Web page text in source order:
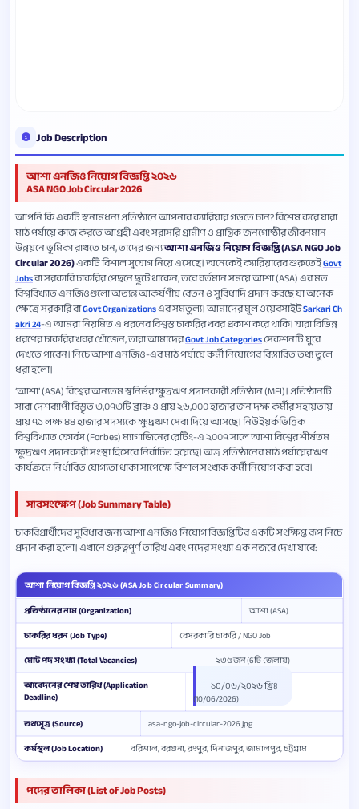
Job Description
আশা এনজিও নিয়োগ বিজ্ঞপ্তি ২০২৬
ASA NGO Job Circular 2026
আপনি কি একটি স্বনামধন্য প্রতিষ্ঠানে আপনার ক্যারিয়ার গড়তে চান? বিশেষ করে যারা
মাঠ পর্যায়ে কাজ করতে আগ্রহী এবং সরাসরি গ্রামীণ ও প্রান্তিক জনগোষ্ঠীর জীবনমান
উন্নয়নে ভূমিকা রাখতে চান, তাদের জন্যআশা এনজিও নিয়োগ বিজ্ঞপ্তি (ASA NGO Job
Circular 2026)একটি বিশাল সুযোগ নিয়ে এসেছে। অনেকেই ক্যারিয়ারের শুরুতেইGovt
Jobsবা সরকারি চাকরির পেছনে ছুটে থাকেন, তবে বর্তমান সময়ে আশা (ASA) এর মত
বিশ্ববিখ্যাত এনজিওগুলো অত্যন্ত আকর্ষণীয় বেতন ও সুবিধাদি প্রদান করছে যা অনেক
ক্ষেত্রে সরকারি বাGovt Organizationsএর সমতুল্য। আমাদের মূল ওয়েবসাইটSarkari Ch
akri 24-এ আমরা নিয়মিত এ ধরনের বিশ্বস্ত চাকরির খবর প্রকাশ করে থাকি। যারা বিভিন্ন
ধরণের চাকরির খবর খোঁজেন, তারা আমাদেরGovt Job Categoriesসেকশনটি ঘুরে
দেখতে পারেন। নিচে আশা এনজিও-এর মাঠ পর্যায়ে কর্মী নিয়োগের বিস্তারিত তথ্য তুলে
ধরা হলো।
‘আশা’ (ASA) বিশ্বের অন্যতম স্বনির্ভর ক্ষুদ্রঋণ প্রদানকারী প্রতিষ্ঠান (MFI)। প্রতিষ্ঠানটি
সারা দেশব্যাপী বিস্তৃত ৩,০৭৩টি ব্রাঞ্চ ও প্রায় ২৬,০০০ হাজার জন দক্ষ কর্মীর সহায়তায়
প্রায় ৭১ লক্ষ ৪৪ হাজার সদস্যকে ক্ষুদ্রঋণ সেবা দিয়ে আসছে। নিউইয়র্কভিত্তিক
বিশ্ববিখ্যাত ফোর্বস (Forbes) ম্যাগাজিনের রেটিং-এ ২০০৭ সালে আশা বিশ্বের শীর্ষতম
ক্ষুদ্রঋণ প্রদানকারী সংস্থা হিসেবে নির্বাচিত হয়েছে। অত্র প্রতিষ্ঠানের মাঠ পর্যায়ের ঋণ
কার্যক্রমে নির্ধারিত যোগ্যতা থাকা সাপেক্ষে বিশাল সংখ্যক কর্মী নিয়োগ করা হবে।
সারসংক্ষেপ (Job Summary Table)
চাকরিপ্রার্থীদের সুবিধার জন্য আশা এনজিও নিয়োগ বিজ্ঞপ্তিটির একটি সংক্ষিপ্ত রূপ নিচে
প্রদান করা হলো। এখানে গুরুত্বপূর্ণ তারিখ এবং পদের সংখ্যা এক নজরে দেখা যাবে:
আশা নিয়োগ বিজ্ঞপ্তি ২০২৬ (ASA Job Circular Summary)
প্রতিষ্ঠানের নাম (Organization)
আশা (ASA)
চাকরির ধরন (Job Type)
বেসরকারি চাকরি / NGO Job
মোট পদ সংখ্যা (Total Vacancies)
২৩৫ জন (6টি জেলায়)
আবেদনের শেষ তারিখ (Application
Deadline)
১০/০৬/২০২৬ খ্রিঃ
(10/06/2026)
তথ্যসূত্র (Source)
asa-ngo-job-circular-2026.jpg
কর্মস্থল (Job Location)
বরিশাল, বরগুনা, রংপুর, দিনাজপুর, জামালপুর, চট্টগ্রাম
পদের তালিকা (List of Job Posts)